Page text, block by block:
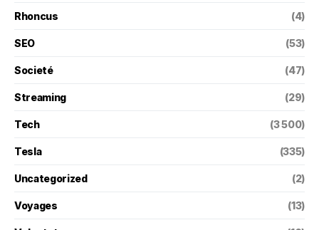
Rhoncus (4)
SEO (53)
Societé (47)
Streaming (29)
Tech (3 500)
Tesla (335)
Uncategorized (2)
Voyages (13)